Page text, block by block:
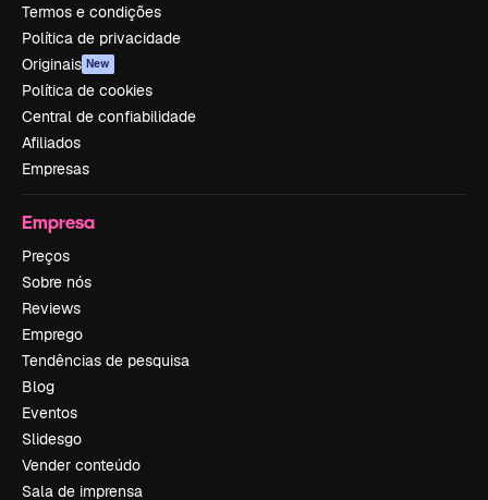
Termos e condições
Política de privacidade
Originais New
Política de cookies
Central de confiabilidade
Afiliados
Empresas
Empresa
Preços
Sobre nós
Reviews
Emprego
Tendências de pesquisa
Blog
Eventos
Slidesgo
Vender conteúdo
Sala de imprensa